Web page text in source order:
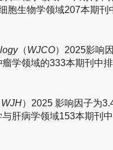
胞生物学领域207本期
（WJCO）2025影响
瘤学领域的333本期刊中
WJH）2025 影响因子为
肝病学领域153本期刊